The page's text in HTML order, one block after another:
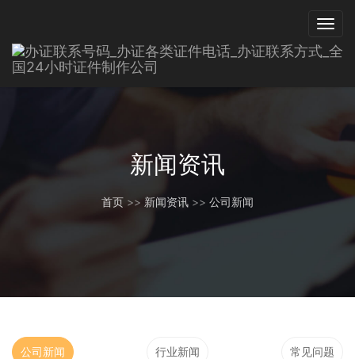
新闻资讯
首页 >> 新闻资讯 >> 公司新闻
公司新闻 行业新闻 常见问题